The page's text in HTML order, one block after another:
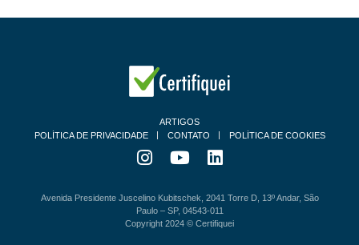
ARTIGOS
POLÍTICA DE PRIVACIDADE
CONTATO POLÍTICA DE COOKIES
Avenida Presidente Juscelino Kubitschek, 2041 Torre D, 13º Andar, São
Paulo – SP, 04543-011
Copyright 2024 © Certifiquei